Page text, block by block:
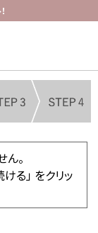
。
る」 をクリッ